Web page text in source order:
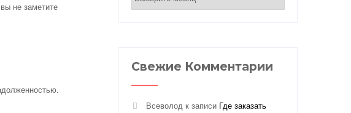
не заметите
Свежие Комментарии
Всеволод к записи Где заказать